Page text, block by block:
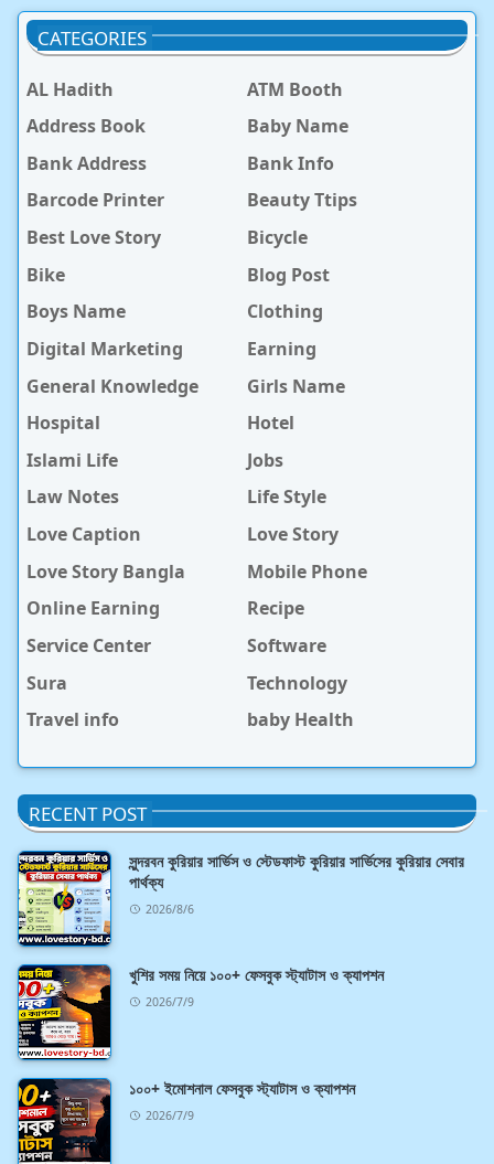
CATEGORIES
AL Hadith
ATM Booth
Address Book
Baby Name
Bank Address
Bank Info
Barcode Printer
Beauty Ttips
Best Love Story
Bicycle
Bike
Blog Post
Boys Name
Clothing
Digital Marketing
Earning
General Knowledge
Girls Name
Hospital
Hotel
Islami Life
Jobs
Law Notes
Life Style
Love Caption
Love Story
Love Story Bangla
Mobile Phone
Online Earning
Recipe
Service Center
Software
Sura
Technology
Travel info
baby Health
RECENT POST
সুন্দরবন কুরিয়ার সার্ভিস ও স্টেডফাস্ট কুরিয়ার সার্ভিসের কুরিয়ার সেবার
পার্থক্য
2026/8/6
খুশির সময় নিয়ে ১০০+ ফেসবুক স্ট্যাটাস ও ক্যাপশন
2026/7/9
১০০+ ইমোশনাল ফেসবুক স্ট্যাটাস ও ক্যাপশন
2026/7/9